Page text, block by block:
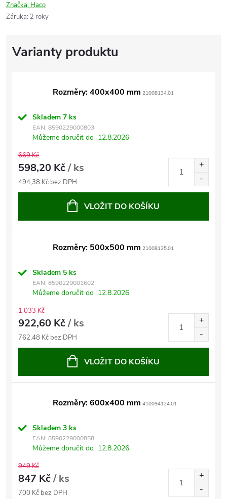
Značka: Haco
Záruka: 2 roky
Rozměry: 400x400 mm 21008134.01
Skladem 7 ks
EAN: 8590229000803
Můžeme doručit do 12.8.2026
669 Kč
598,20 Kč/ ks
494,38 Kč bez DPH
VLOŽIT DO KOŠÍKU
Rozměry: 500x500 mm 21008135.01
Skladem 5 ks
EAN: 8590229001602
Můžeme doručit do 12.8.2026
1 033 Kč
922,60 Kč/ ks
762,48 Kč bez DPH
VLOŽIT DO KOŠÍKU
Rozměry: 600x400 mm 410094124.01
Skladem 3 ks
EAN: 8590229000858
Můžeme doručit do 12.8.2026
949 Kč
847 Kč/ ks
700 Kč bez DPH